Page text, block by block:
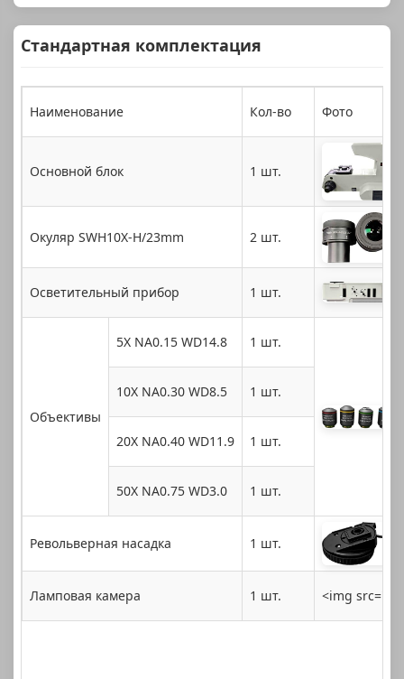
Стандартная комплектация
Наименование Кол-во Фото
Основной блок 1 шт.
Окуляр SWH10X-H/23mm 2 шт.
Осветительный прибор 1 шт.
Объективы
5X NA0.15 WD14.8 1 шт.
10X NA0.30 WD8.5 1 шт.
20X NA0.40 WD11.9 1 шт.
50X NA0.75 WD3.0 1 шт.
Револьверная насадка 1 шт.
Ламповая камера 1 шт. <img src="..